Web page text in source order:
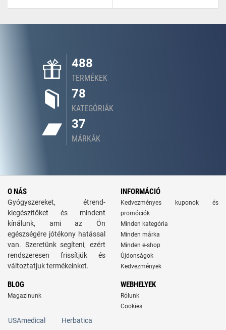
488
TERMÉKEK
78
KATEGÓRIÁK
37
MÁRKÁK
O NÁS
Gyógyszereket, étrend-
kiegészítőket és mindent
kínálunk, ami az Ön
egészségére jótékony hatással
van. Szeretünk segíteni, ezért
rendszeresen frissítjük és
változtatjuk termékeinket.
INFORMÁCIÓ
Kedvezményes kuponok és
promóciók
Minden kategória
Minden márka
Minden e-shop
Újdonságok
Kedvezmények
BLOG
Magazinunk
WEBHELYEK
Rólunk
Cookies
USAmedical Herbatica